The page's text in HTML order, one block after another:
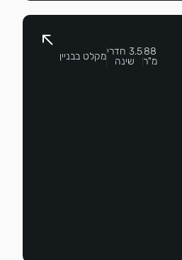
88
מ"ר
3.5 חדרי
שינה
מקלט בבניין